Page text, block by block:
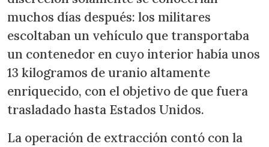
muchos días después: los militares
escoltaban un vehículo que transportaba
un contenedor en cuyo interior había unos
13 kilogramos de uranio altamente
enriquecido, con el objetivo de que fuera
trasladado hasta Estados Unidos.
La operación de extracción contó con la